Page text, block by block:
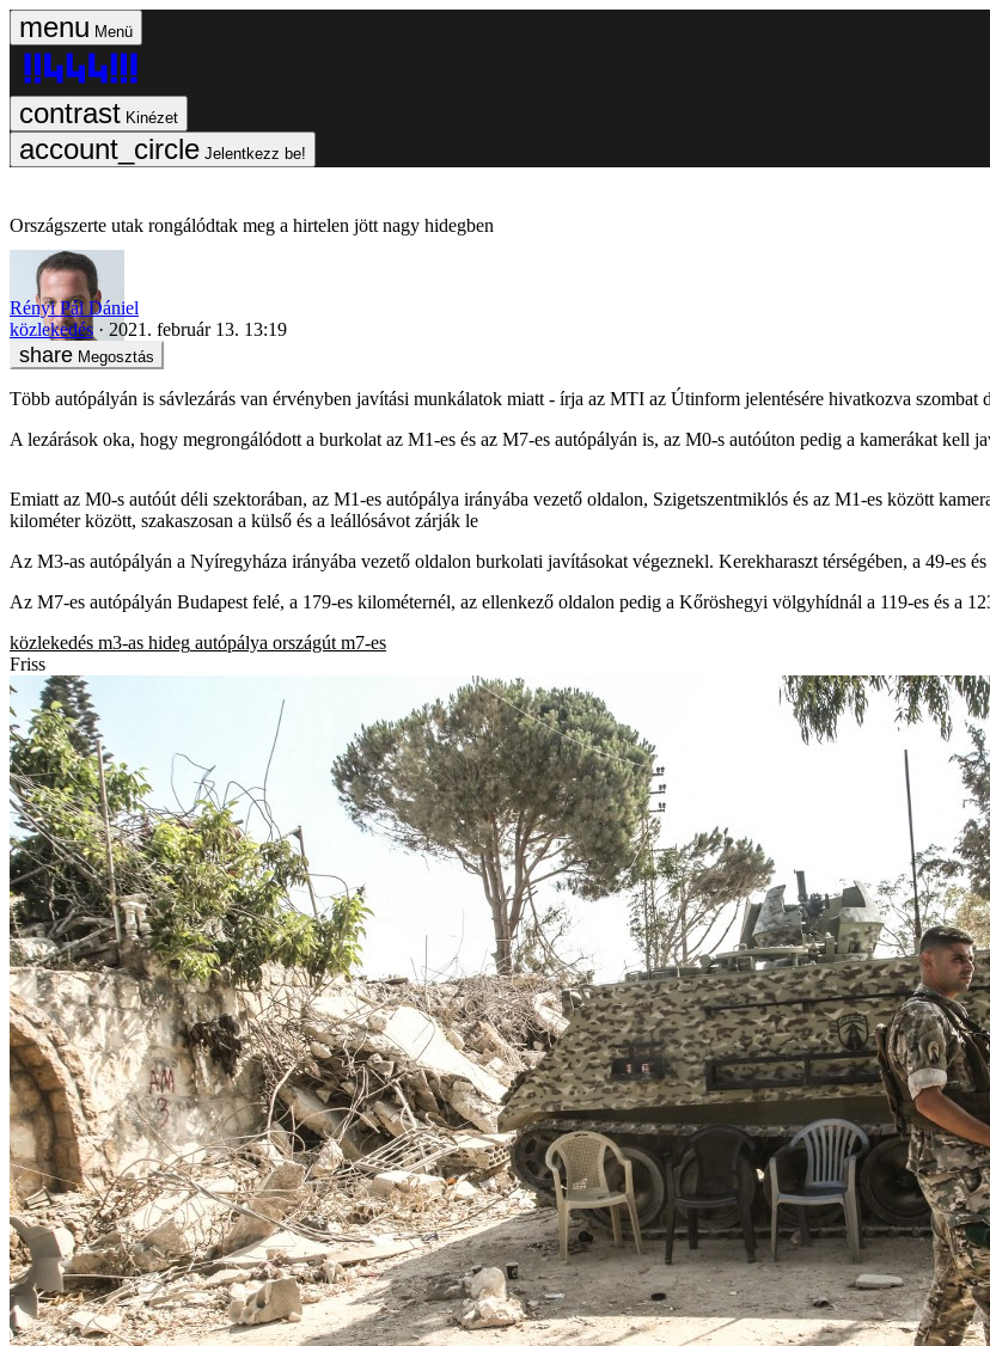
Menü
Kinézet
Jelentkezz be!
Országszerte utak rongálódtak meg a hirtelen jött nagy hidegben
Rényi Pál Dániel
közlekedés
2021. február 13. 13:19
Megosztás
Több autópályán is sávlezárás van érvényben javítási munkálatok miatt - írja az MTI az Útinform jelentésére hivatkozva szombat
A lezárások oka, hogy megrongálódott a burkolat az M1-es és az M7-es autópályán is, az M0-s autóúton pedig a kamerákat kell
Emiatt az M0-s autóút déli szektorában, az M1-es autópálya irányába vezető oldalon, Szigetszentmiklós és az M1-es között
kilométer között, szakaszosan a külső és a leállósávot zárják le
Az M3-as autópályán a Nyíregyháza irányába vezető oldalon burkolati javításokat végeznekl. Kerekharaszt térségében, a 49-es
Az M7-es autópályán Budapest felé, a 179-es kilométernél, az ellenkező oldalon pedig a Kőröshegyi völgyhídnál a 119-es és a
közlekedés m3-as hideg autópálya országút m7-es
Friss